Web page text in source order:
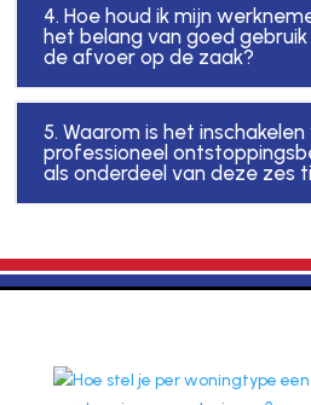
4. Hoe houd ik mijn
het belang van goed
de afvoer op de zaak?
5. Waarom is het
professioneel
als onderdeel van deze zes